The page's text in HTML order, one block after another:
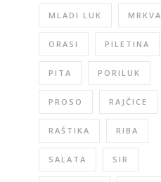
MLADI LUK MRKVA
ORASI PILETINA
PITA PORILUK
PROSO RAJČICE
RAŠTIKA RIBA
SALATA SIR